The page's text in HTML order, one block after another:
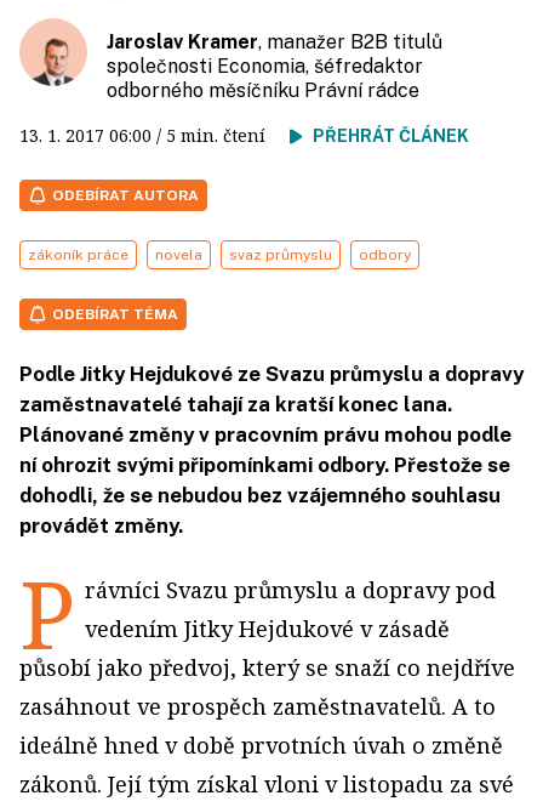
Jaroslav Kramer, manažer B2B titulů
společnosti Economia, šéfredaktor
odborného měsíčníku Právní rádce
13. 1. 2017 06:00 / 5 min. čtení PŘEHRÁT ČLÁNEK
ODEBÍRAT AUTORA
zákoník práce novela svaz průmyslu odbory
ODEBÍRAT TÉMA
Podle Jitky Hejdukové ze Svazu průmyslu a dopravy
zaměstnavatelé tahají za kratší konec lana.
Plánované změny v pracovním právu mohou podle
ní ohrozit svými připomínkami odbory. Přestože se
dohodli, že se nebudou bez vzájemného souhlasu
provádět změny.
P rávníci Svazu průmyslu a dopravy pod
vedením Jitky Hej­dukové v zásadě
působí jako předvoj, který se snaží co nejdříve
zasáhnout ve prospěch zaměstnavatelů. A to
ideálně hned v době prvotních úvah o změně
zákonů. Její tým získal vloni v listopadu za své